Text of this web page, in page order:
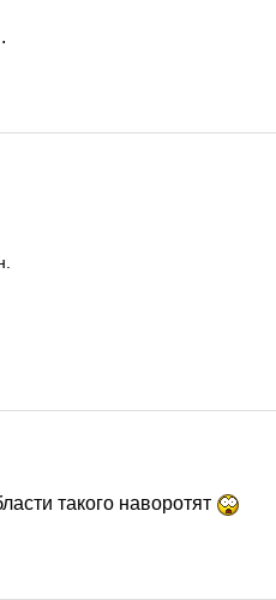
такого наворотят